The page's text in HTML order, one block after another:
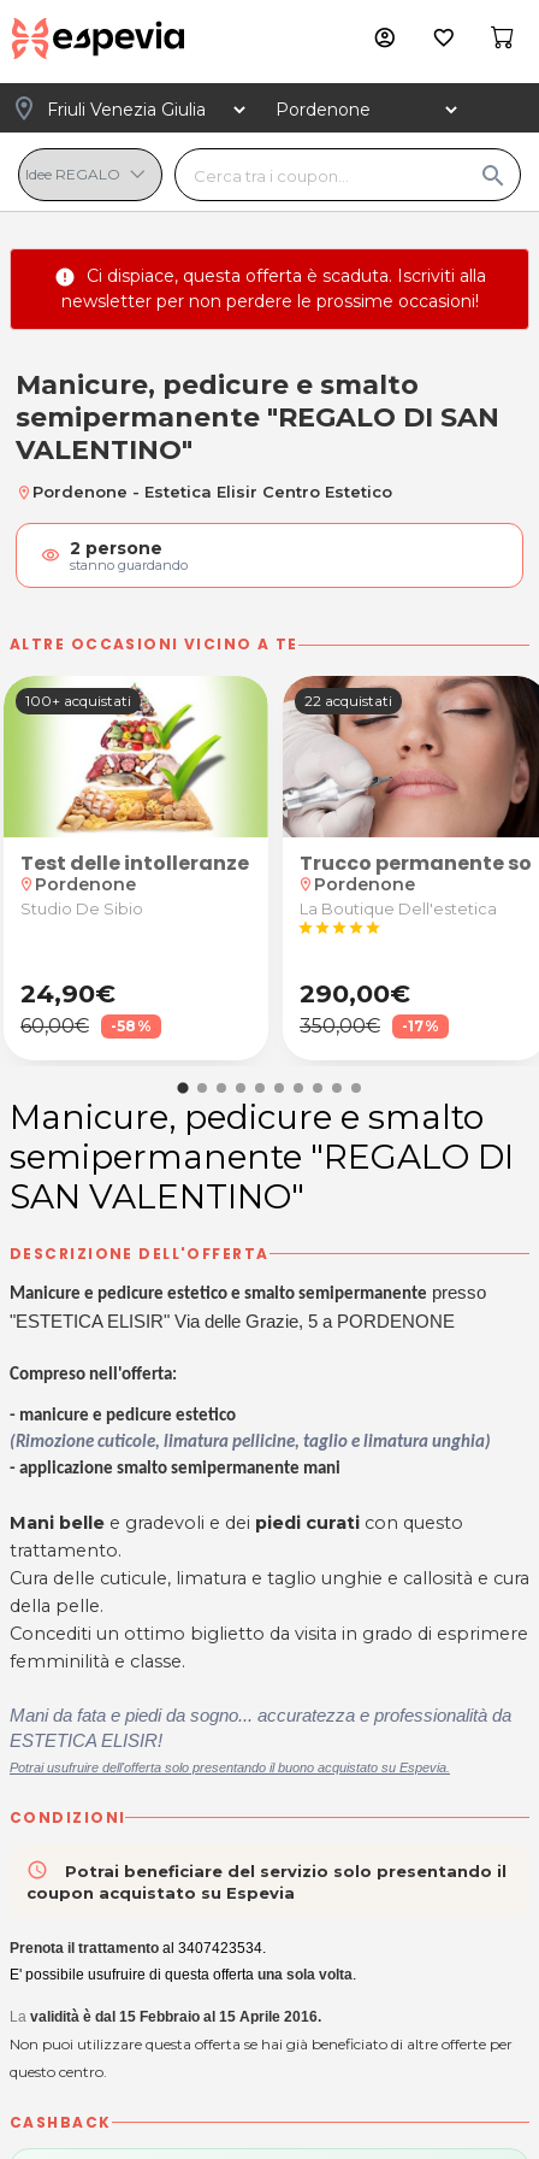
search
account_circle favorite_border
location_on
error Ci dispiace, questa offerta è scaduta. Iscriviti alla
newsletterper non perdere le prossime occasioni!
Manicure, pedicure e smalto
Manicure, pedicure e smalto
semipermanente "REGALO DI SAN
VALENTINO"
location_on Pordenone - Estetica Elisir Centro Estetico
visibility 2 persone
stanno guardando
ALTRE OCCASIONI VICINO A TE
Hair Parrucchieri a Pordenone
anamnesi, valutazione degli obiettivi e test
100+ acquistati
Test delle intolleranze alimentari
location_on Pordenone
Studio De Sibio
24,90€
60,00€ -58%
22 acquistati
Trucco permanente
location_on Pordenone
La Boutique Dell'estetica
starstarstarstarstar
290,00€
350,00€ -17%
Manicure, pedicure e smalto
semipermanente "REGALO DI
SAN VALENTINO"
DESCRIZIONE DELL'OFFERTA
Manicure e pedicure estetico e smalto semipermanente presso
"ESTETICA ELISIR" Via delle Grazie, 5 a PORDENONE
Compreso nell'offerta:
- manicure e pedicure estetico
(Rimozione cuticole, limatura pellicine, taglio e limatura unghia)
- applicazione smalto semipermanente mani
Mani belle e gradevoli e dei piedi curati con questo
trattamento.
Cura delle cuticule, limatura e taglio unghie e callosità e cura
della pelle.
Concediti un ottimo biglietto da visita in grado di esprimere
femminilità e classe.
Mani da fata e piedi da sogno... accuratezza e professionalità da
ESTETICA ELISIR!
Potrai usufruire dell'offerta solo presentando il buono acquistato su Espevia.
CONDIZIONI
access_time
Potrai beneficiare del servizio solo presentando il
coupon acquistato su Espevia
Prenota il trattamento al 3407423534.
E' possibile usufruire di questa offerta una sola volta
La validità è dal 15 Febbraio al 15 Aprile 2016.
Non puoi utilizzare questa offerta se hai già beneficiato di altre offerte per
questo centro.
CASHBACK